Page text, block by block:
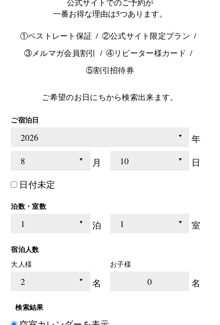
公式サイトでのご予約が
一番お得な理由は5つあります。
①ベストレート保証
②公式サイト限定プラン
③メルマガ会員割引
④リピーター様カード
⑤割引招待券
ご希望のお日にちから検索出来ます。
ご宿泊日
年
月
日
日付未定
泊数・室数
泊 室
宿泊人数
大人様
名
お子様
0 名
検索結果